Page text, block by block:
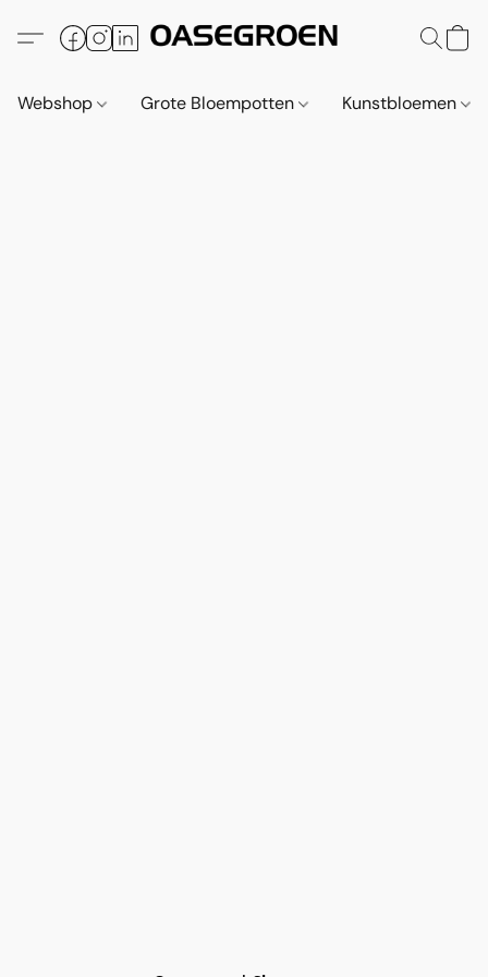
Webshop Grote Bloempotten Kunstbloemen